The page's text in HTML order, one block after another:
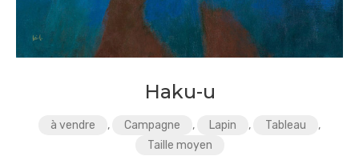
Haku-u
à vendre , Campagne , Lapin , Tableau
,
Taille moyen